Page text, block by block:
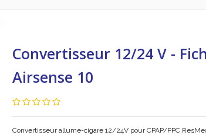
Convertisseur 12/24 V -
Airsense 10
Convertisseur allume-cigare 12/24V pour CPAP/PPC